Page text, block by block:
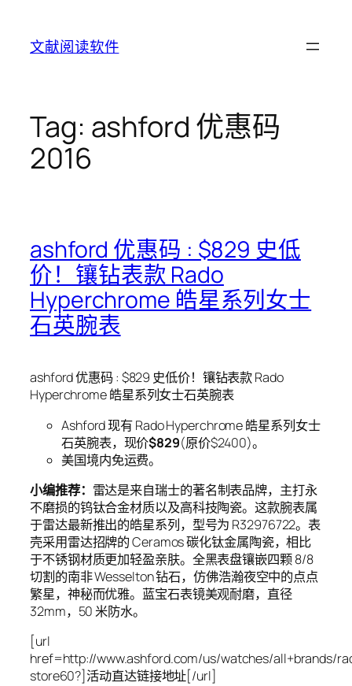
content
文献阅读软件
Tag: ashford 优惠码
2016
ashford 优惠码 : $829 史低
价！镶钻表款 Rado
Hyperchrome 皓星系列女士
石英腕表
ashford 优惠码 : $829 史低价！镶钻表款 Rado
Hyperchrome 皓星系列女士石英腕表
Ashford 现有 Rado Hyperchrome 皓星系列女士
石英腕表，现价$829(原价$2400)。
美国境内免运费。
小编推荐： 雷达是来自瑞士的著名制表品牌，主打永
不磨损的钨钛合金材质以及高科技陶瓷。这款腕表属
于雷达最新推出的皓星系列，型号为 R32976722。表
壳采用雷达招牌的 Ceramos 碳化钛金属陶瓷，相比
于不锈钢材质更加轻盈亲肤。全黑表盘镶嵌四颗 8/8
切割的南非 Wesselton 钻石，仿佛浩瀚夜空中的点点
繁星，神秘而优雅。蓝宝石表镜美观耐磨，直径
32mm，50 米防水。
[url
href=http://www.ashford.com/us/watches/all+brands/
store60?]活动直达链接地址[/url]